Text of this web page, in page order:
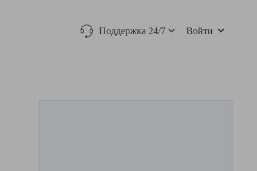
Поддержка 24/7 Войти